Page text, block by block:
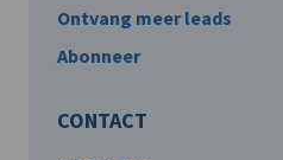
Ontvang meer leads
Abonneer
CONTACT